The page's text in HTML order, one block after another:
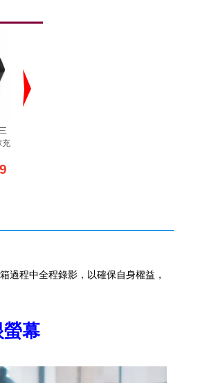
充
過程中全程錄影，以確保自身權益，
螢幕